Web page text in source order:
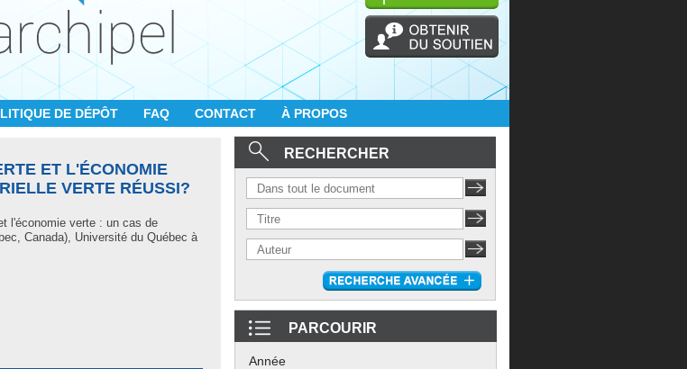
DE DÉPÔT FAQ CONTACT À PROPOS
ET L'ÉCONOMIE
VERTE RÉUSSI?
l'économie verte : un cas de
Canada), Université du Québec à
RECHERCHER
PARCOURIR
Année